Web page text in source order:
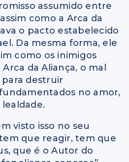
assumido entre
como a Arca da
o pacto estabelecido
Da mesma forma, ele
como os inimigos
da Aliança, o mal
destruir
no amor,
visto isso no seu
que reagir, tem que
que é o Autor do